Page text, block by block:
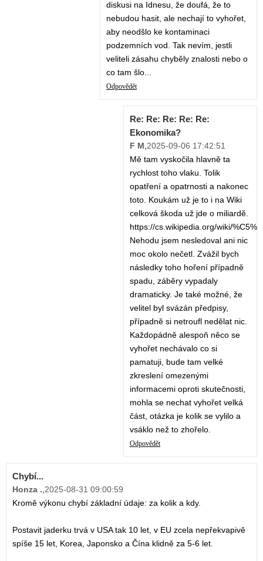
diskusi na Idnesu, že doufá, že to
nebudou hasit, ale nechají to vyhořet,
aby neodšlo ke kontaminaci
podzemních vod. Tak nevím, jestli
veliteli zásahu chyběly znalosti nebo o
co tam šlo...
Odpovědět
Re: Re: Re: Re: Re:
Ekonomika?
F M 2025-09-06 17:42:51
Mě tam vyskočila hlavně ta
rychlost toho vlaku. Tolik
opatření a opatrnosti a nakonec
toto. Koukám už je to i na Wiki
celková škoda už jde o miliardě.
https://cs.wikipedia.org/wiki/
Nehodu jsem nesledoval ani nic
moc okolo nečetl. Zvážil bych
následky toho hoření případně
spadu, záběry vypadaly
dramaticky. Je také možné, že
velitel byl svázán předpisy,
případně si netroufl nedělat nic.
Každopádně alespoň něco se
vyhořet nechávalo co si
pamatuji, bude tam velké
zkreslení omezenými
informacemi oproti skutečnosti,
mohla se nechat vyhořet velká
část, otázka je kolik se vylilo a
vsáklo než to zhořelo.
Odpovědět
Chybí...
Honza . 2025-08-31 09:00:59
Kromě výkonu chybí základní údaje: za kolik a kdy.
Postavit jaderku trvá v USA tak 10 let, v EU zcela nepřekvapivě
spíše 15 let, Korea, Japonsko a Čína klidně za 5-6 let.